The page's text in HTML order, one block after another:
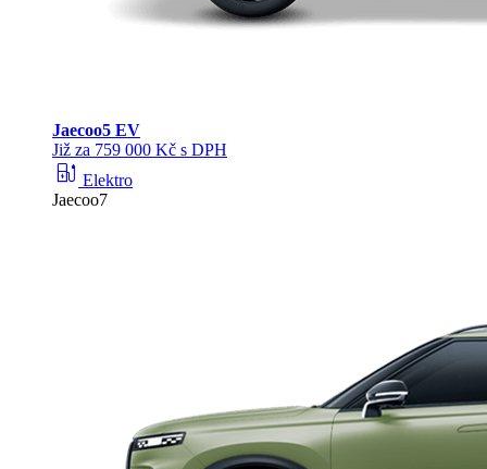
Jaecoo5 EV
Již za 759 000 Kč s DPH
ev_station Elektro
Jaecoo7